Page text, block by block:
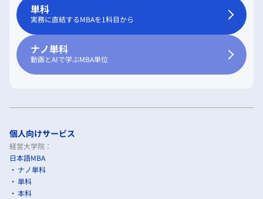
単科
実務に直結するMBAを1科目から
ナノ単科
動画とAIで学ぶMBA単位
個人向けサービス
経営大学院：
日本語MBA
ナノ単科
単科
本科